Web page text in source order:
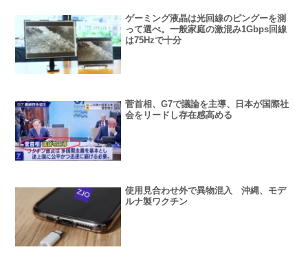
ゲーミング液晶は光回線のピングーを測
って選べ。一般家庭の激混み1Gbps回線
は75Hzで十分
菅首相、G7で議論を主導、日本が国際社
会をリードし存在感高める
使用見合わせ外で異物混入 沖縄、モデ
ルナ製ワクチン